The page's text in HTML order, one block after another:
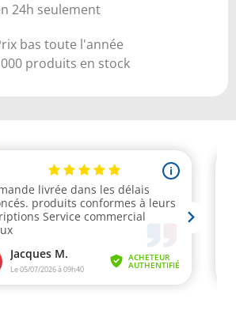
24h seulement
bas toute l'année
produits en stock